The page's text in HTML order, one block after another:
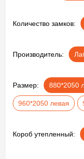
Количество замков:
Производитель:
Размер: 880*2050
960*2050 левая
Короб утепленный: